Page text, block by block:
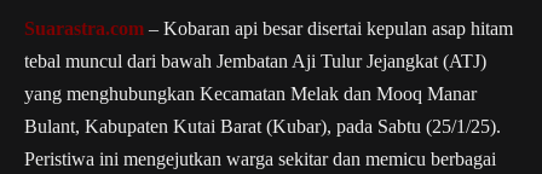
Suarastra.com – Kobaran api besar disertai kepulan asap hitam
tebal muncul dari bawah Jembatan Aji Tulur Jejangkat (ATJ)
yang menghubungkan Kecamatan Melak dan Mooq Manar
Bulant, Kabupaten Kutai Barat (Kubar), pada Sabtu (25/1/25).
Peristiwa ini mengejutkan warga sekitar dan memicu berbagai